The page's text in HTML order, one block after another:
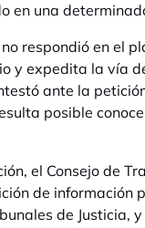
en una
respondió en el
y expedita la vía
ante la
posible
el Consejo de
de información
de